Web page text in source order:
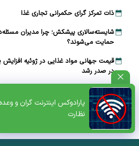
پارادوکس اینترنت گران و وعده
نظارت
ذات تمرکز گرای حکمرانی تجاری غذا
شایسته‌سالاری پیشکش؛ چرا مدیران
حمایت می‌شوند؟
قیمت جهانی مواد غذایی در ژوئیه افزایش
در صدر رشد
سوال‌های بی‌پاسخ از سکاندار دولت؛
تلویزیونی پزشکیان